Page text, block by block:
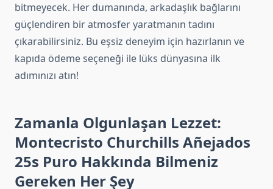
bitmeyecek. Her dumanında, arkadaşlık bağlarını
güçlendiren bir atmosfer yaratmanın tadını
çıkarabilirsiniz. Bu eşsiz deneyim için hazırlanın ve
kapıda ödeme seçeneği ile lüks dünyasına ilk
adımınızı atın!
Zamanla Olgunlaşan Lezzet:
Montecristo Churchills Añejados
25s Puro Hakkında Bilmeniz
Gereken Her Şey